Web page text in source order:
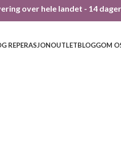
over hele landet - 14
REPERASJONOUTLETBLOGGOM